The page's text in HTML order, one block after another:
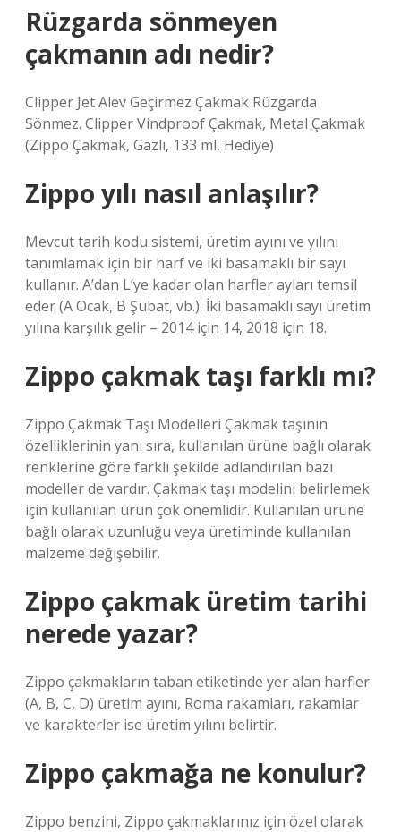
Rüzgarda sönmeyen
çakmanın adı nedir?
Clipper Jet Alev Geçirmez Çakmak Rüzgarda
Sönmez. Clipper Vindproof Çakmak, Metal Çakmak
(Zippo Çakmak, Gazlı, 133 ml, Hediye)
Zippo yılı nasıl anlaşılır?
Mevcut tarih kodu sistemi, üretim ayını ve yılını
tanımlamak için bir harf ve iki basamaklı bir sayı
kullanır. A’dan L’ye kadar olan harfler ayları temsil
eder (A Ocak, B Şubat, vb.). İki basamaklı sayı üretim
yılına karşılık gelir – 2014 için 14, 2018 için 18.
Zippo çakmak taşı farklı mı?
Zippo Çakmak Taşı Modelleri Çakmak taşının
özelliklerinin yanı sıra, kullanılan ürüne bağlı olarak
renklerine göre farklı şekilde adlandırılan bazı
modeller de vardır. Çakmak taşı modelini belirlemek
için kullanılan ürün çok önemlidir. Kullanılan ürüne
bağlı olarak uzunluğu veya üretiminde kullanılan
malzeme değişebilir.
Zippo çakmak üretim tarihi
nerede yazar?
Zippo çakmakların taban etiketinde yer alan harfler
(A, B, C, D) üretim ayını, Roma rakamları, rakamlar
ve karakterler ise üretim yılını belirtir.
Zippo çakmağa ne konulur?
Zippo benzini, Zippo çakmaklarınız için özel olarak